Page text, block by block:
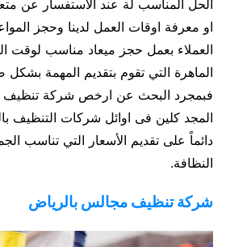
الحل المناسب لة عند الأستفسار عن
او معرفة اوقات العمل لدينا وحجز
العملاء بعمل حجز ميعاد مناسب لوقت
الماهرة التي تقوم بتقديم المهمة
فبمجرد البحث عن ارخص شركة تنظيف
المجد كلين فى اوائل شركات التنظيف
دائماً على تقديم الأسعار التي تناسب
النظافة.
شركة تنظيف مجالس بالرياض